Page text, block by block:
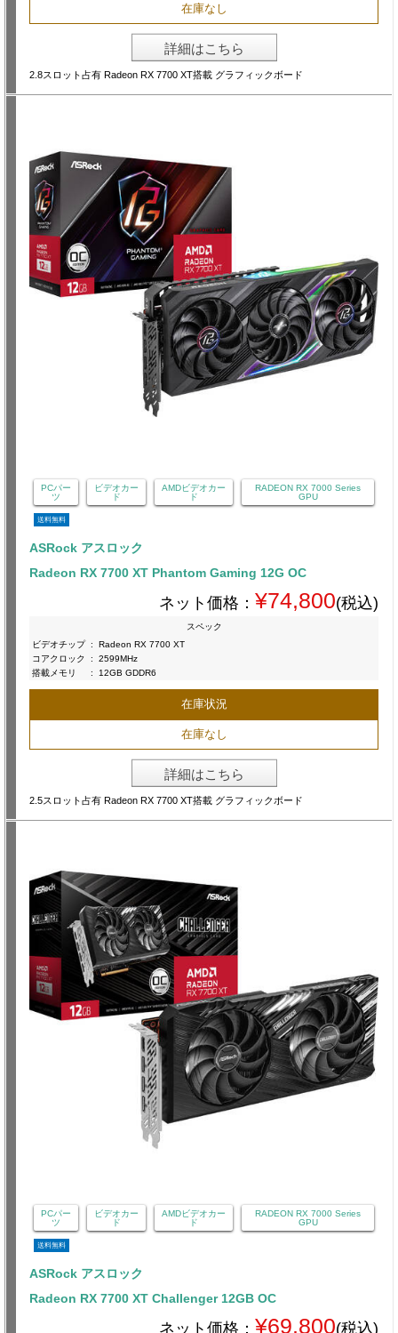
在庫なし
詳細はこちら
2.8スロット占有 Radeon RX 7700 XT搭載 グラフィックボード
PCパー
ツ
ビデオカー
ド
AMDビデオカー
ド
RADEON RX 7000 Series
GPU
送料無料
ASRock アスロック
Radeon RX 7700 XT Phantom Gaming 12G OC
ネット価格： ¥74,800(税込)
スペック
ビデオチップ :
Radeon RX 7700 XT
コアクロック
:
2599MHz
搭載メモリ
: 12GB GDDR6
在庫状況
在庫なし
詳細はこちら
2.5スロット占有 Radeon RX 7700 XT搭載 グラフィックボード
PCパー
ツ
ビデオカー
ド
AMDビデオカー
ド
RADEON RX 7000 Series
GPU
送料無料
ASRock アスロック
Radeon RX 7700 XT Challenger 12GB OC
ネット価格： ¥69,800(税込)